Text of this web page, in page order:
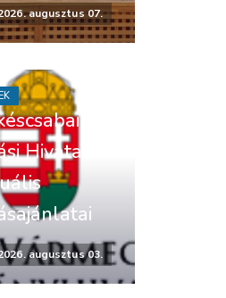
augusztus 07.
Hivatal
augusztus 03.